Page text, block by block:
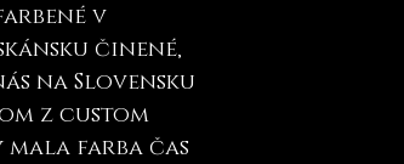
v
činené,
na Slovensku
z custom
mala farba čas